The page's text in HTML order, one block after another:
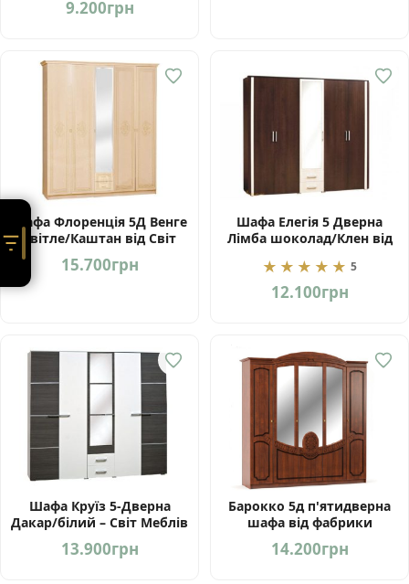
9.200грн
Шафа Флоренція 5Д Венге
світле/Каштан від Світ
Меблів
15.700грн
Шафа Елегія 5 Дверна
Лімба шоколад/Клен від
★★★★★ 5
12.100грн
Шафа Круїз 5-Дверна
Дакар/білий – Світ Меблів
Україна
13.900грн
Барокко 5д п'ятидверна
шафа від фабрики
Мебель-Сервіс Україна
14.200грн